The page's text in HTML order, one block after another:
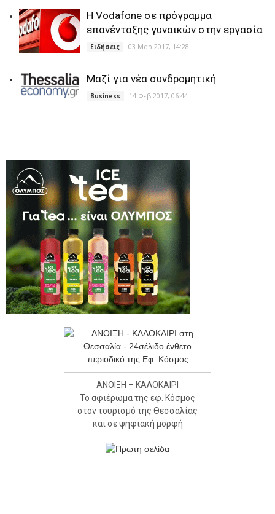
H Vodafone σε πρόγραμμα
επανένταξης γυναικών στην εργασία
Ειδήσεις 03 Μαρ 2017, 14:28
Μαζί για νέα συνδρομητική
Business 14 Φεβ 2017, 06:44
ΑΝΟΙΞΗ – ΚΑΛΟΚΑΙΡΙ
Το αφιέρωμα της εφ. Κόσμος
στον τουρισμό της Θεσσαλίας
και σε ψηφιακή μορφή